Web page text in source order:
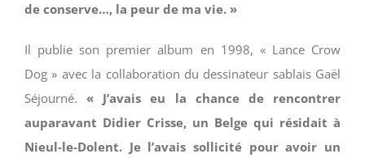
de conserve…, la peur de ma vie. »
Il publie son premier album en 1998, « Lance Crow
Dog » avec la collaboration du dessinateur sablais Gaël
Séjourné.« J’avais eu la chance de rencontrer
auparavant Didier Crisse, un Belge qui résidait à
Nieul-le-Dolent. Je l’avais sollicité pour avoir un